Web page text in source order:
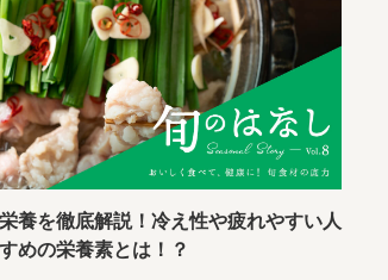
養を徹底解説！冷え性や疲れやすい人
めの栄養素とは！？